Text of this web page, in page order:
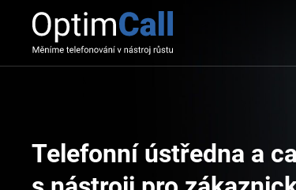
Telefonní ústředna a